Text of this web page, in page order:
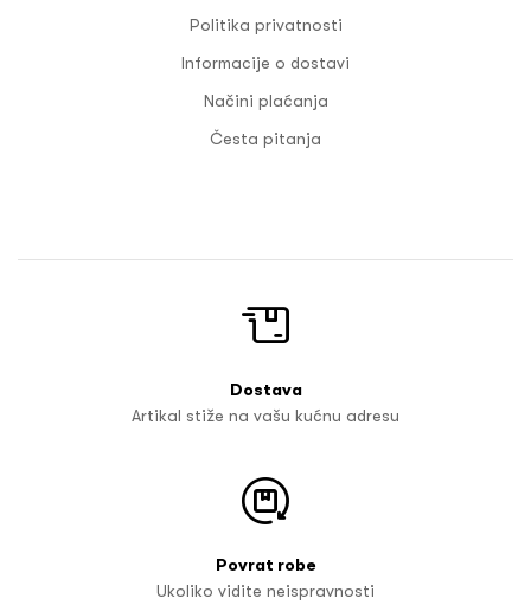
Politika privatnosti
Informacije o dostavi
Načini plaćanja
Česta pitanja
Dostava
Artikal stiže na vašu kućnu adresu
Povrat robe
Ukoliko vidite neispravnosti